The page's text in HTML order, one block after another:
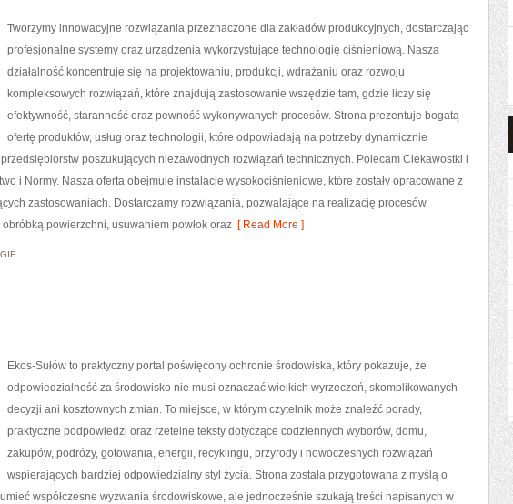
Tworzymy innowacyjne rozwiązania przeznaczone dla zakładów produkcyjnych, dostarczając
profesjonalne systemy oraz urządzenia wykorzystujące technologię ciśnieniową. Nasza
działalność koncentruje się na projektowaniu, produkcji, wdrażaniu oraz rozwoju
kompleksowych rozwiązań, które znajdują zastosowanie wszędzie tam, gdzie liczy się
efektywność, staranność oraz pewność wykonywanych procesów. Strona prezentuje bogatą
ofertę produktów, usług oraz technologii, które odpowiadają na potrzeby dynamicznie
poszukujących niezawodnych rozwiązań technicznych. Polecam Ciekawostki i
i Normy. Nasza oferta obejmuje instalacje wysokociśnieniowe, które zostały opracowane z
zastosowaniach. Dostarczamy rozwiązania, pozwalające na realizację procesów
powierzchni, usuwaniem powłok oraz [ Read More ]
Ekos-Sułów to praktyczny portal poświęcony ochronie środowiska, który pokazuje, że
odpowiedzialność za środowisko nie musi oznaczać wielkich wyrzeczeń, skomplikowanych
decyzji ani kosztownych zmian. To miejsce, w którym czytelnik może znaleźć porady,
praktyczne podpowiedzi oraz rzetelne teksty dotyczące codziennych wyborów, domu,
zakupów, podróży, gotowania, energii, recyklingu, przyrody i nowoczesnych rozwiązań
wspierających bardziej odpowiedzialny styl życia. Strona została przygotowana z myślą o
współczesne wyzwania środowiskowe, ale jednocześnie szukają treści napisanych w